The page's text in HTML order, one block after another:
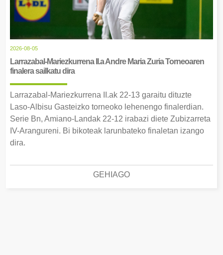
2026-08-05
Larrazabal-Mariezkurrena II.a Andre Maria Zuria Torneoaren
finalera sailkatu dira
Larrazabal-Mariezkurrena II.ak 22-13 garaitu dituzte
Laso-Albisu Gasteizko torneoko lehenengo finalerdian.
Serie Bn, Amiano-Landak 22-12 irabazi diete Zubizarreta
IV-Arangureni. Bi bikoteak larunbateko finaletan izango
dira.
GEHIAGO